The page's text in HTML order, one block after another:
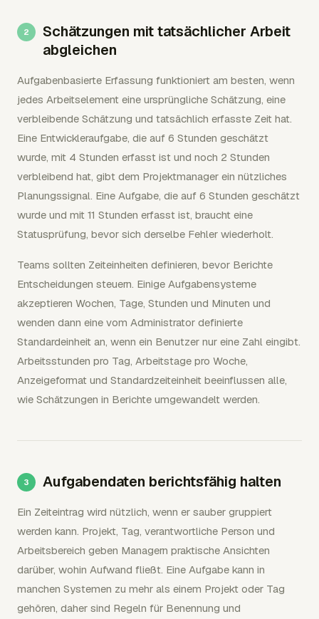
Schätzungen mit tatsächlicher Arbeit
abgleichen
Aufgabenbasierte Erfassung funktioniert am besten, wenn
jedes Arbeitselement eine ursprüngliche Schätzung, eine
verbleibende Schätzung und tatsächlich erfasste Zeit hat.
Eine Entwickleraufgabe, die auf 6 Stunden geschätzt
wurde, mit 4 Stunden erfasst ist und noch 2 Stunden
verbleibend hat, gibt dem Projektmanager ein nützliches
Planungssignal. Eine Aufgabe, die auf 6 Stunden geschätzt
wurde und mit 11 Stunden erfasst ist, braucht eine
Statusprüfung, bevor sich derselbe Fehler wiederholt.
Teams sollten Zeiteinheiten definieren, bevor Berichte
Entscheidungen steuern. Einige Aufgabensysteme
akzeptieren Wochen, Tage, Stunden und Minuten und
wenden dann eine vom Administrator definierte
Standardeinheit an, wenn ein Benutzer nur eine Zahl eingibt.
Arbeitsstunden pro Tag, Arbeitstage pro Woche,
Anzeigeformat und Standardzeiteinheit beeinflussen alle,
wie Schätzungen in Berichte umgewandelt werden.
Aufgabendaten berichtsfähig halten
Ein Zeiteintrag wird nützlich, wenn er sauber gruppiert
werden kann. Projekt, Tag, verantwortliche Person und
Arbeitsbereich geben Managern praktische Ansichten
darüber, wohin Aufwand fließt. Eine Aufgabe kann in
manchen Systemen zu mehr als einem Projekt oder Tag
gehören, daher sind Regeln für Benennung und